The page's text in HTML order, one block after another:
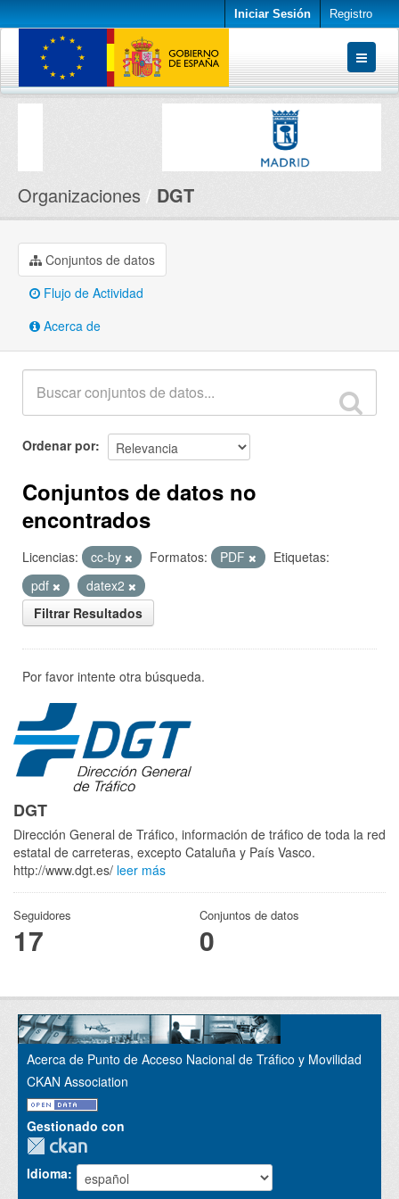
Iniciar Sesión Registro
Conjuntos de datos
Organizaciones DGT
Conjuntos de datos
Flujo de Actividad
Acerca de
Ordenar por
Conjuntos de datos no
encontrados
Licencias: cc-by Formatos: PDF
Etiquetas:
pdf
datex2
Filtrar Resultados
Por favor intente otra búsqueda.
DGT
Dirección General de Tráfico, información de tráfico de toda la red
estatal de carreteras, excepto Cataluña y País Vasco.
http://www.dgt.es/ leer más
Seguidores
17
Conjuntos de datos
0
Acerca de Punto de Acceso Nacional de Tráfico y Movilidad
CKAN Association
Gestionado con
Idioma